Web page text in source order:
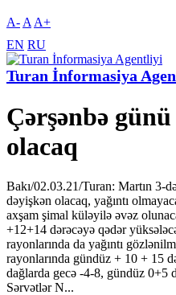
A- A A+
EN RU
Turan İnformasiya
Çərşənbə
olacaq
Bakı/02.03.21/Turan: Martın 3-
dəyişkən olacaq, yağıntı
axşam şimal küləyilə əvəz
+12+14 dərəcəyə qədər
rayonlarında da yağıntı
rayonlarında gündüz + 10 + 15
dağlarda gecə -4-8, gündüz 0+5
Sərvətlər N...